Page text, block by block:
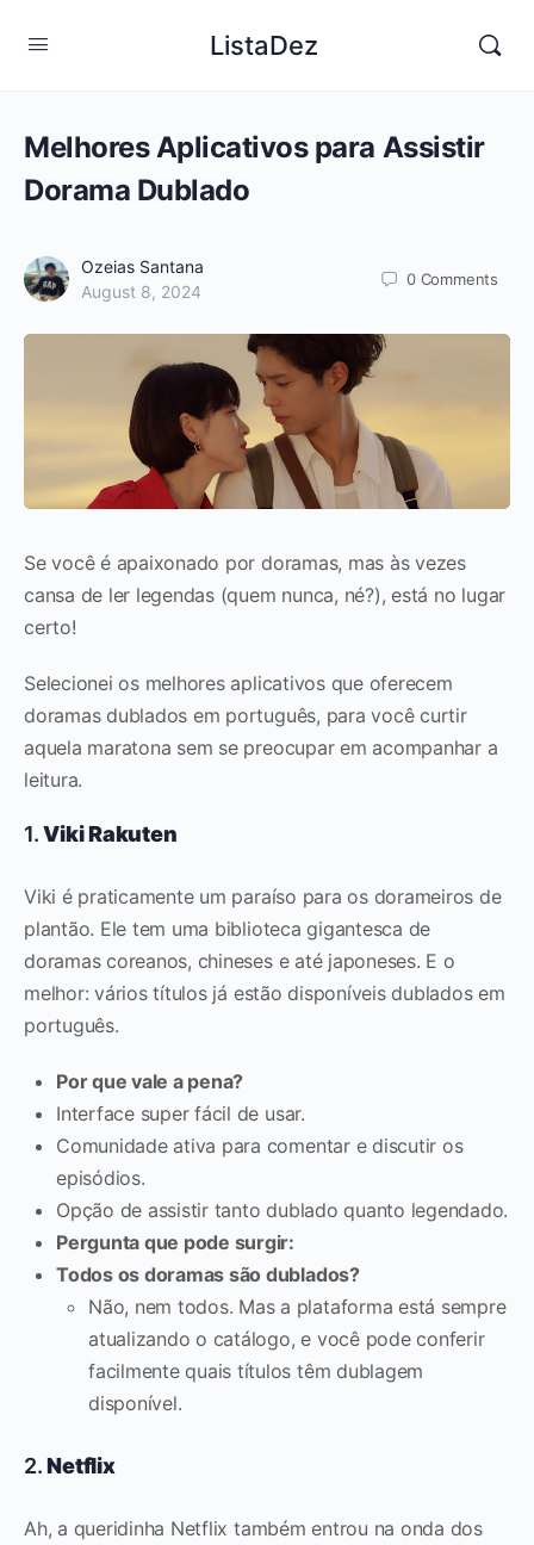
ListaDez
Melhores Aplicativos para Assistir
Dorama Dublado
Ozeias Santana
August 8, 2024
0 Comments
Se você é apaixonado por doramas, mas às vezes
cansa de ler legendas (quem nunca, né?), está no lugar
certo!
Selecionei os melhores aplicativos que oferecem
doramas dublados em português, para você curtir
aquela maratona sem se preocupar em acompanhar a
leitura.
1.Viki Rakuten
Viki é praticamente um paraíso para os dorameiros de
plantão. Ele tem uma biblioteca gigantesca de
doramas coreanos, chineses e até japoneses. E o
melhor: vários títulos já estão disponíveis dublados em
português.
Por que vale a pena?
Interface super fácil de usar.
Comunidade ativa para comentar e discutir os
episódios.
Opção de assistir tanto dublado quanto legendado.
Pergunta que pode surgir:
Todos os doramas são dublados?
Não, nem todos. Mas a plataforma está sempre
atualizando o catálogo, e você pode conferir
facilmente quais títulos têm dublagem
disponível.
2.Netflix
Ah, a queridinha Netflix também entrou na onda dos